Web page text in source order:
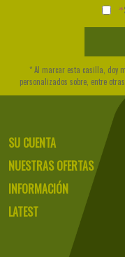
* Al marcar esta casilla, doy
personalizados sobre, entre
SU CUENTA
NUESTRAS OFERTAS
INFORMACIÓN
LATEST